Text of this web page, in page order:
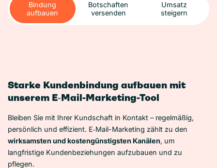
Bindung
aufbauen
Botschaften
versenden
Umsatz
steigern
Starke Kundenbindung aufbauen mit
unserem E‑Mail-Marketing-Tool
Bleiben Sie mit Ihrer Kundschaft in Kontakt – regelmäßig,
persönlich und effizient. E‑Mail-Marketing zählt zu den
wirksamsten und kostengünstigsten Kanälen, um
langfristige Kundenbeziehungen aufzubauen und zu
pflegen.